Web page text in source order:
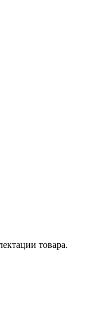
товара.